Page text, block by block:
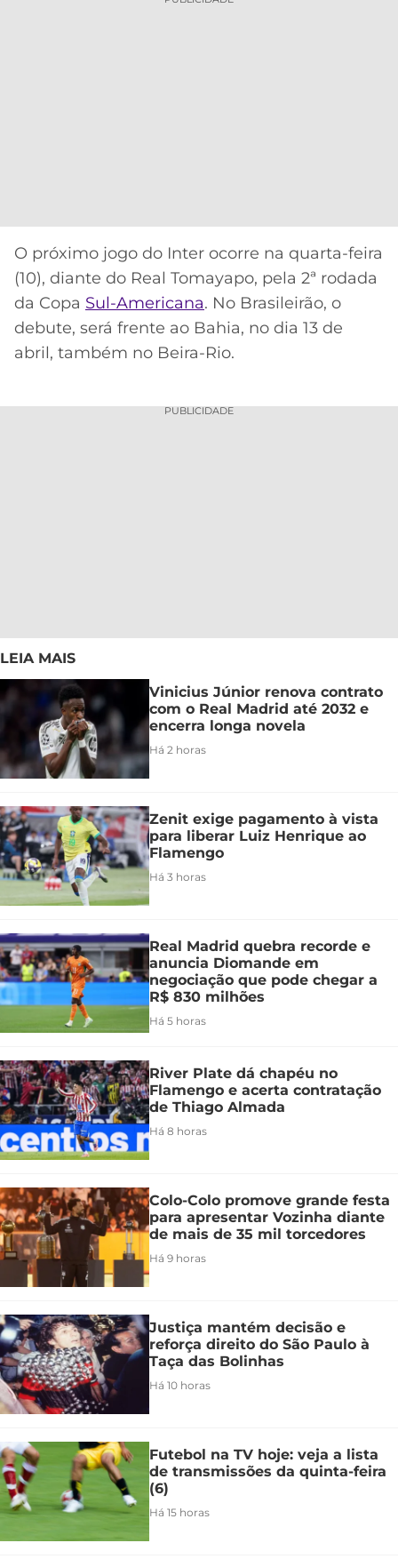
O próximo jogo do Inter ocorre na quarta-feira
(10), diante do Real Tomayapo, pela 2ª rodada
da Copa Sul-Americana. No Brasileirão, o
debute, será frente ao Bahia, no dia 13 de
abril, também no Beira-Rio.
PUBLICIDADE
LEIA MAIS
Vinicius Júnior renova contrato
com o Real Madrid até 2032 e
encerra longa novela
Há 2 horas
Zenit exige pagamento à vista
para liberar Luiz Henrique ao
Flamengo
Há 3 horas
Real Madrid quebra recorde e
anuncia Diomande em
negociação que pode chegar a
R$ 830 milhões
Há 5 horas
River Plate dá chapéu no
Flamengo e acerta contratação
de Thiago Almada
Há 8 horas
Colo-Colo promove grande festa
para apresentar Vozinha diante
de mais de 35 mil torcedores
Há 9 horas
Justiça mantém decisão e
reforça direito do São Paulo à
Taça das Bolinhas
Há 10 horas
Futebol na TV hoje: veja a lista
de transmissões da quinta-feira
(6)
Há 15 horas